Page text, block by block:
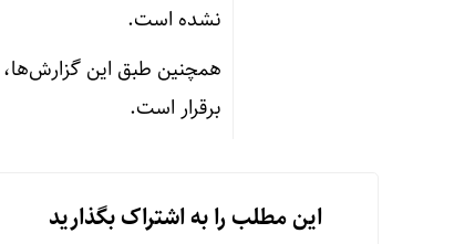
نشده است.
همچنین طبق این
برقرار است.
این مطلب را به اشتراک بگذارید